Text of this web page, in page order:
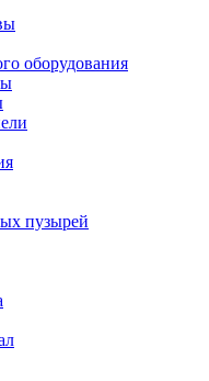
оборудования
пузырей